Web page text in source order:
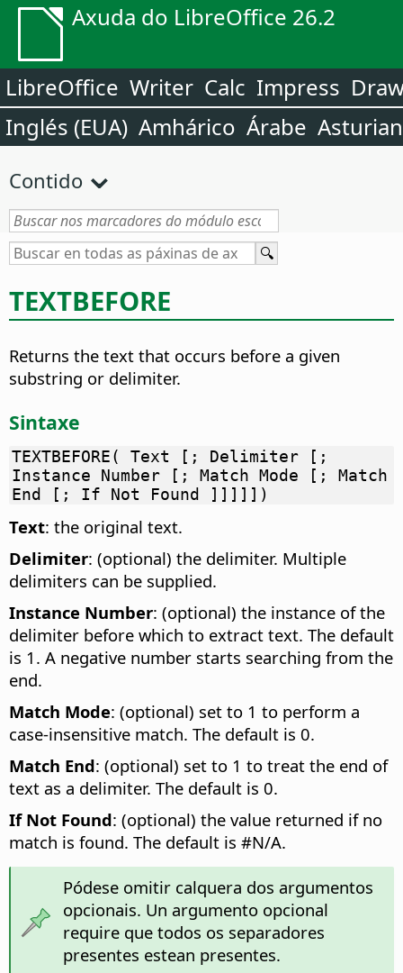
Axuda do LibreOffice 26.2
LibreOffice Writer Calc Impress
Inglés (EUA) Amhárico Árabe
Contido
TEXTBEFORE
Returns the text that occurs before a given
substring or delimiter.
Sintaxe
TEXTBEFORE( Text [; Delimiter [;
Instance Number [; Match Mode [; Match
End [; If Not Found ]]]]])
Text: the original text.
Delimiter: (optional) the delimiter. Multiple
delimiters can be supplied.
Instance Number: (optional) the instance of the
delimiter before which to extract text. The default
is 1. A negative number starts searching from the
end.
Match Mode: (optional) set to 1 to perform a
case-insensitive match. The default is 0.
Match End: (optional) set to 1 to treat the end of
text as a delimiter. The default is 0.
If Not Found: (optional) the value returned if no
match is found. The default is #N/A.
Pódese omitir calquera dos argumentos
opcionais. Un argumento opcional
require que todos os separadores
presentes estean presentes.